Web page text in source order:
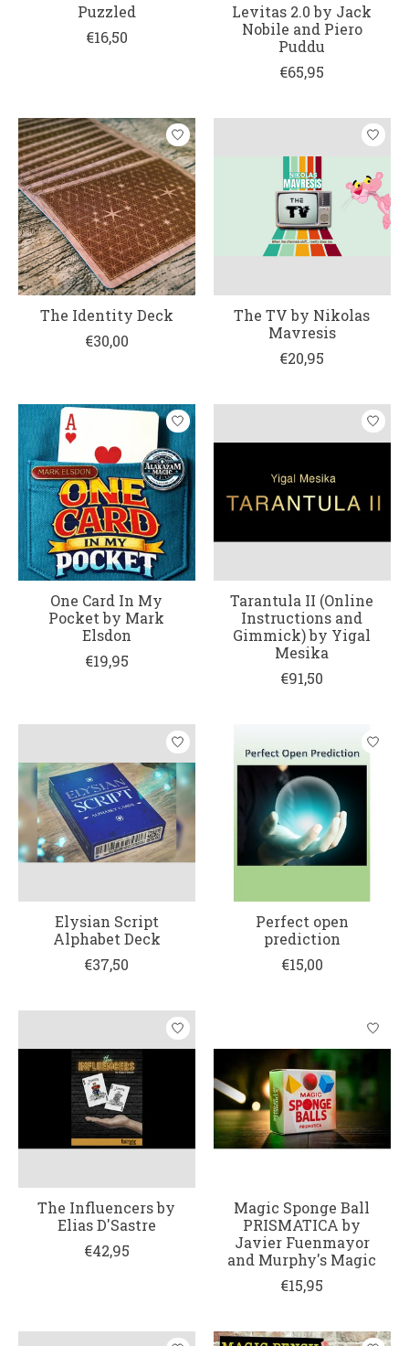
Puzzled
€16,50
Levitas 2.0 by Jack
Nobile and Piero
Puddu
€65,95
The Identity Deck
€30,00
The TV by Nikolas
Mavresis
€20,95
One Card In My
Pocket by Mark
Elsdon
€19,95
Tarantula II (Online
Instructions and
Gimmick) by Yigal
Mesika
€91,50
Elysian Script
Alphabet Deck
€37,50
Perfect open
prediction
€15,00
The Influencers by
Elias D'Sastre
€42,95
Magic Sponge Ball
PRISMATICA by
Javier Fuenmayor
and Murphy's Magic
€15,95